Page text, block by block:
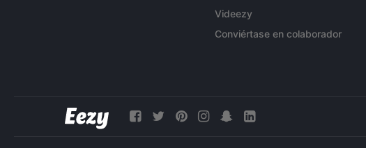
Videezy
Conviértase en colaborador